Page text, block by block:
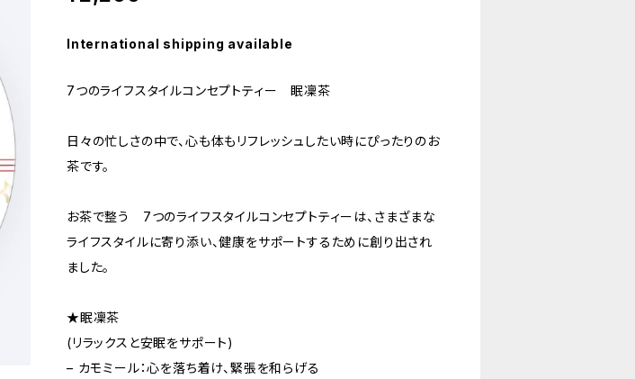
International shipping available
7つのライフスタイルコンセプトティー 眠凜茶
日々の忙しさの中で、心も体もリフレッシュしたい時にぴったりのお
茶です。
お茶で整う 7つのライフスタイルコンセプトティーは、さまざまな
ライフスタイルに寄り添い、健康をサポートするために創り出され
ました。
★眠凜茶
(リラックスと安眠をサポート)
– カモミール：心を落ち着け、緊張を和らげる